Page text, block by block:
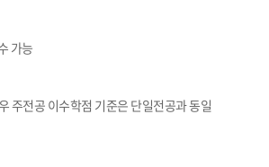
가능
주전공 이수학점 기준은 단일전공과 동일